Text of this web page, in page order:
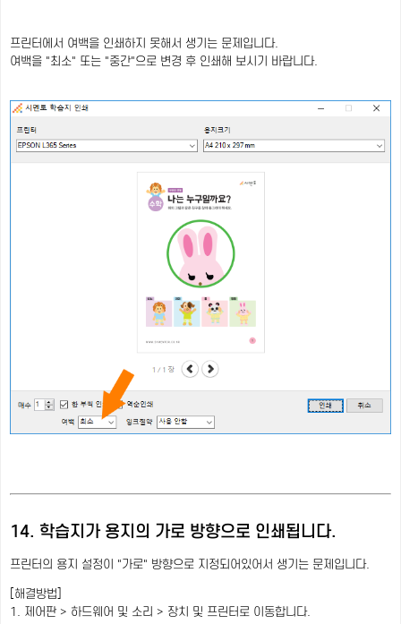
프린터에서 여백을 인쇄하지 못해서 생기는 문제입니다.
여백을 "최소" 또는 "중간"으로 변경 후 인쇄해 보시기 바랍니다.
14. 학습지가 용지의 가로 방향으로 인쇄됩니다.
프린터의 용지 설정이 "가로" 방향으로 지정되어있어서 생기는 문제입니다.
[해결방법]
1. 제어판 > 하드웨어 및 소리 > 장치 및 프린터로 이동합니다.